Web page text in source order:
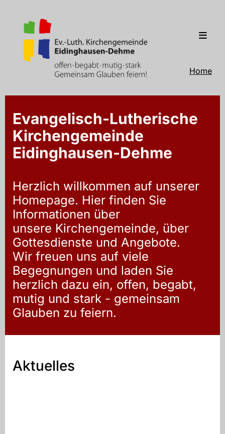
Home
Evangelisch-Lutherische
Kirchengemeinde
Eidinghausen-Dehme
Herzlich willkommen auf unserer
Homepage. Hier finden Sie
Informationen über
unsere Kirchengemeinde, über
Gottesdienste und Angebote.
Wir freuen uns auf viele
Begegnungen und laden Sie
herzlich dazu ein, offen, begabt,
mutig und stark - gemeinsam
Glauben zu feiern.
Aktuelles